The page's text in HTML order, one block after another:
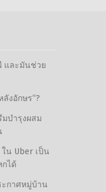
และมันช่วย
ลังอักษร”?
มบำรุงผสม
น Uber เป็น
ได้
ะกาศหมู่บ้าน